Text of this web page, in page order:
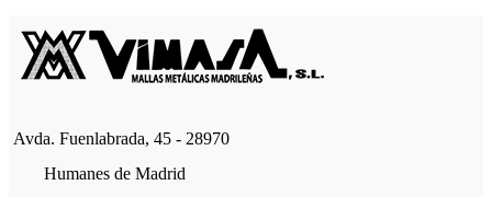
Avda. Fuenlabrada, 45 - 28970
Humanes de Madrid